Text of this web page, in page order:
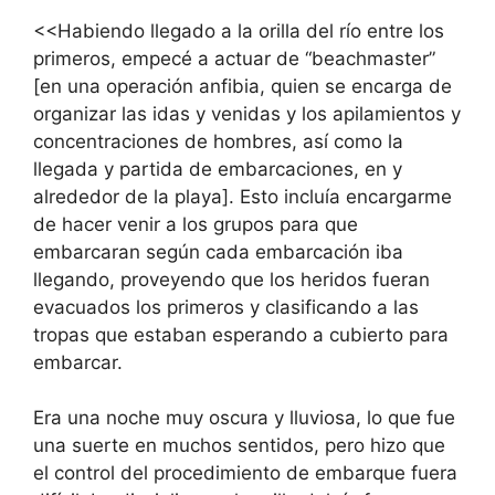
<<Habiendo llegado a la orilla del río entre los
primeros, empecé a actuar de “beachmaster”
[en una operación anfibia, quien se encarga de
organizar las idas y venidas y los apilamientos y
concentraciones de hombres, así como la
llegada y partida de embarcaciones, en y
alrededor de la playa]. Esto incluía encargarme
de hacer venir a los grupos para que
embarcaran según cada embarcación iba
llegando, proveyendo que los heridos fueran
evacuados los primeros y clasificando a las
tropas que estaban esperando a cubierto para
embarcar.
Era una noche muy oscura y lluviosa, lo que fue
una suerte en muchos sentidos, pero hizo que
el control del procedimiento de embarque fuera